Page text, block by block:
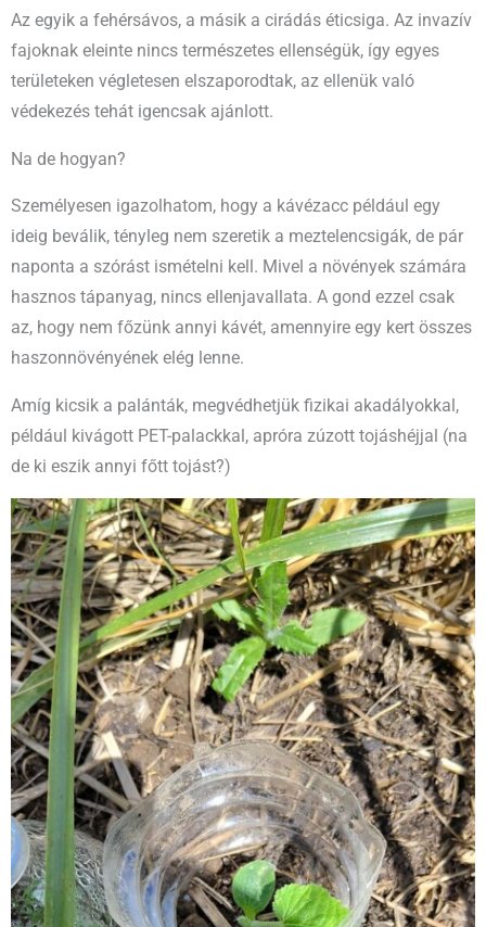
Az egyik a fehérsávos, a másik a cirádás éticsiga. Az invazív
fajoknak eleinte nincs természetes ellenségük, így egyes
területeken végletesen elszaporodtak, az ellenük való
védekezés tehát igencsak ajánlott.
Na de hogyan?
Személyesen igazolhatom, hogy a kávézacc például egy
ideig beválik, tényleg nem szeretik a meztelencsigák, de pár
naponta a szórást ismételni kell. Mivel a növények számára
hasznos tápanyag, nincs ellenjavallata. A gond ezzel csak
az, hogy nem főzünk annyi kávét, amennyire egy kert összes
haszonnövényének elég lenne.
Amíg kicsik a palánták, megvédhetjük fizikai akadályokkal,
például kivágott PET-palackkal, apróra zúzott tojáshéjjal (na
de ki eszik annyi főtt tojást?)